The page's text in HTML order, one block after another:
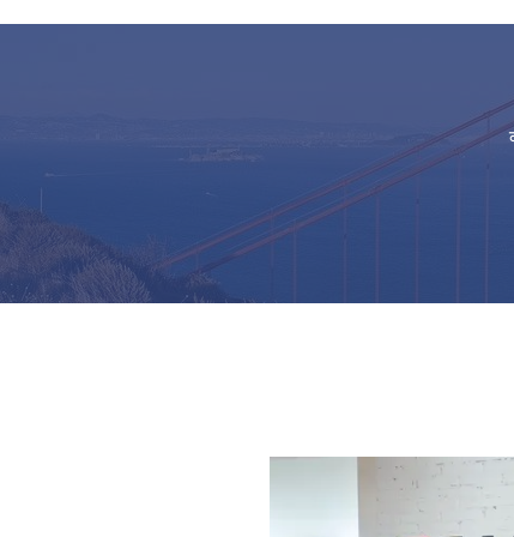
OEM स्टेनलेस स्टील गहरी खींच धातु भागों
लेजर काटने झुकने धातु मुद्रांकन भागों कस्टम शीट
ODM OEM अनुकूलित सेवा मुद्रित एल्यूमीनियम